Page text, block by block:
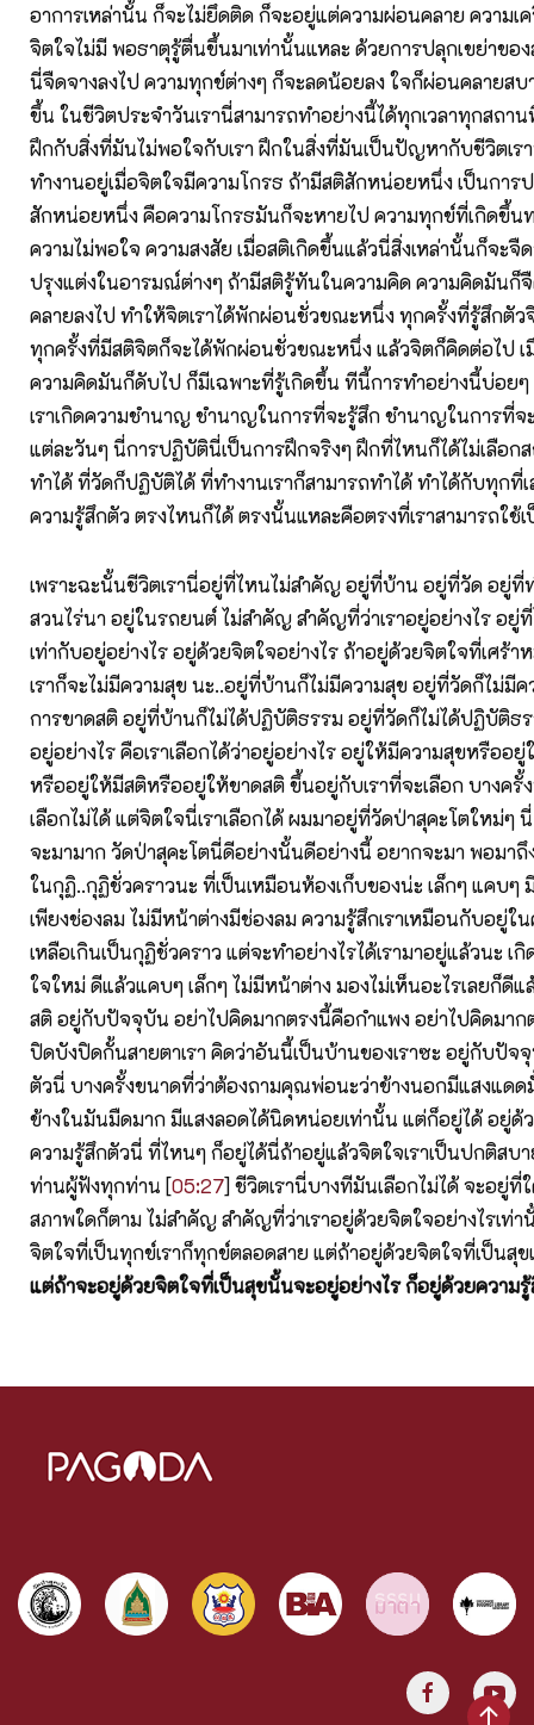
อาการเหล่านั้น ก็จะไม่ยึดติด ก็จะอยู่แต่ความผ่อนคลาย ความเ
จิตใจไม่มี พอธาตุรู้ตื่นขึ้นมาเท่านั้นแหละ ด้วยการปลุกเขย่าขอ
นี่จืดจางลงไป ความทุกข์ต่างๆ ก็จะลดน้อยลง ใจก็ผ่อนคลายสบ
ขึ้น ในชีวิตประจำวันเรานี่สามารถทำอย่างนี้ได้ทุกเวลาทุกสถาน
ฝึกกับสิ่งที่มันไม่พอใจกับเรา ฝึกในสิ่งที่มันเป็นปัญหากับชีวิตเรา
ทำงานอยู่เมื่อจิตใจมีความโกรธ ถ้ามีสติสักหน่อยหนึ่ง เป็นกา
สักหน่อยหนึ่ง คือความโกรธมันก็จะหายไป ความทุกข์ที่เกิดขึ้น
ความไม่พอใจ ความสงสัย เมื่อสติเกิดขึ้นแล้วนี่สิ่งเหล่านั้นก็จะจื
ปรุงแต่งในอารมณ์ต่างๆ ถ้ามีสติรู้ทันในความคิด ความคิดมันก็
คลายลงไป ทำให้จิตเราได้พักผ่อนชั่วขณะหนึ่ง ทุกครั้งที่รู้สึกตั
ทุกครั้งที่มีสติจิตก็จะได้พักผ่อนชั่วขณะหนึ่ง แล้วจิตก็คิดต่อไป
ความคิดมันก็ดับไป ก็มีเฉพาะที่รู้เกิดขึ้น ทีนี้การทำอย่างนี้บ่อย
เราเกิดความชำนาญ ชำนาญในการที่จะรู้สึก ชำนาญในการที่
แต่ละวันๆ นี่การปฏิบัตินี่เป็นการฝึกจริงๆ ฝึกที่ไหนก็ได้ไม่เลือก
ทำได้ ที่วัดก็ปฏิบัติได้ ที่ทำงานเราก็สามารถทำได้ ทำได้กับทุกที่เ
ความรู้สึกตัว ตรงไหนก็ได้ ตรงนั้นแหละคือตรงที่เราสามารถใช้
เพราะฉะนั้นชีวิตเรานี่อยู่ที่ไหนไม่สำคัญ อยู่ที่บ้าน อยู่ที่วัด อยู่ที่
สวนไร่นา อยู่ในรถยนต์ ไม่สำคัญ สำคัญที่ว่าเราอยู่อย่างไร อยู่
เท่ากับอยู่อย่างไร อยู่ด้วยจิตใจอย่างไร ถ้าอยู่ด้วยจิตใจที่เศร้า
เราก็จะไม่มีความสุข นะ..อยู่ที่บ้านก็ไม่มีความสุข อยู่ที่วัดก็ไม่มี
การขาดสติ อยู่ที่บ้านก็ไม่ได้ปฏิบัติธรรม อยู่ที่วัดก็ไม่ได้ปฏิบัติธ
อยู่อย่างไร คือเราเลือกได้ว่าอยู่อย่างไร อยู่ให้มีความสุขหรืออ
หรืออยู่ให้มีสติหรืออยู่ให้ขาดสติ ขึ้นอยู่กับเราที่จะเลือก บางครั้
เลือกไม่ได้ แต่จิตใจนี่เราเลือกได้ ผมมาอยู่ที่วัดป่าสุคะโตใหม่ๆ
จะมามาก วัดป่าสุคะโตนี่ดีอย่างนั้นดีอย่างนี้ อยากจะมา พอมา
ในกุฏิ..กุฏิชั่วคราวนะ ที่เป็นเหมือนห้องเก็บของน่ะ เล็กๆ แคบๆ
เพียงช่องลม ไม่มีหน้าต่างมีช่องลม ความรู้สึกเราเหมือนกับอยู่ใ
เหลือเกินเป็นกุฏิชั่วคราว แต่จะทำอย่างไรได้เรามาอยู่แล้วนะ เ
ใจใหม่ ดีแล้วแคบๆ เล็กๆ ไม่มีหน้าต่าง มองไม่เห็นอะไรเลยก็ดีแ
สติ อยู่กับปัจจุบัน อย่าไปคิดมากตรงนี้คือกำแพง อย่าไปคิดมา
ปิดบังปิดกั้นสายตาเรา คิดว่าอันนี้เป็นบ้านของเราซะ อยู่กับปัจ
ตัวนี่ บางครั้งขนาดที่ว่าต้องถามคุณพ่อนะว่าข้างนอกมีแสงแดด
ข้างในมันมืดมาก มีแสงลอดได้นิดหน่อยเท่านั้น แต่ก็อยู่ได้ อยู่ด้
ความรู้สึกตัวนี่ ที่ไหนๆ ก็อยู่ได้นี่ถ้าอยู่แล้วจิตใจเราเป็นปกติสบ
ท่านผู้ฟังทุกท่าน [05:27] ชีวิตเรานี่บางทีมันเลือกไม่ได้ จะอยู่ที่
สภาพใดก็ตาม ไม่สำคัญ สำคัญที่ว่าเราอยู่ด้วยจิตใจอย่างไรเท่
จิตใจที่เป็นทุกข์เราก็ทุกข์ตลอดสาย แต่ถ้าอยู่ด้วยจิตใจที่เป็นสุข
แต่ถ้าจะอยู่ด้วยจิตใจที่เป็นสุขนั้นจะอยู่อย่างไร ก็อยู่ด้วยความ